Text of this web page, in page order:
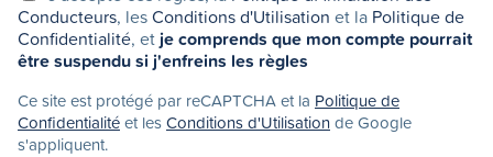
Conducteurs, lesConditions d'Utilisation et la Politique de
Confidentialité, etje comprends que mon compte pourrait
être suspendu si j'enfreins les règles
Ce site est protégé par reCAPTCHA et la Politique de
Confidentialitéet lesConditions d'Utilisationde Google
s'appliquent.